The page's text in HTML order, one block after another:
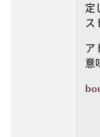
定
ス
ア
意